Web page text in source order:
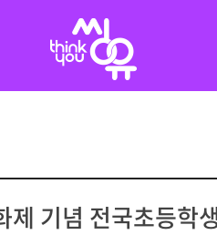
제 기념 전국초등학